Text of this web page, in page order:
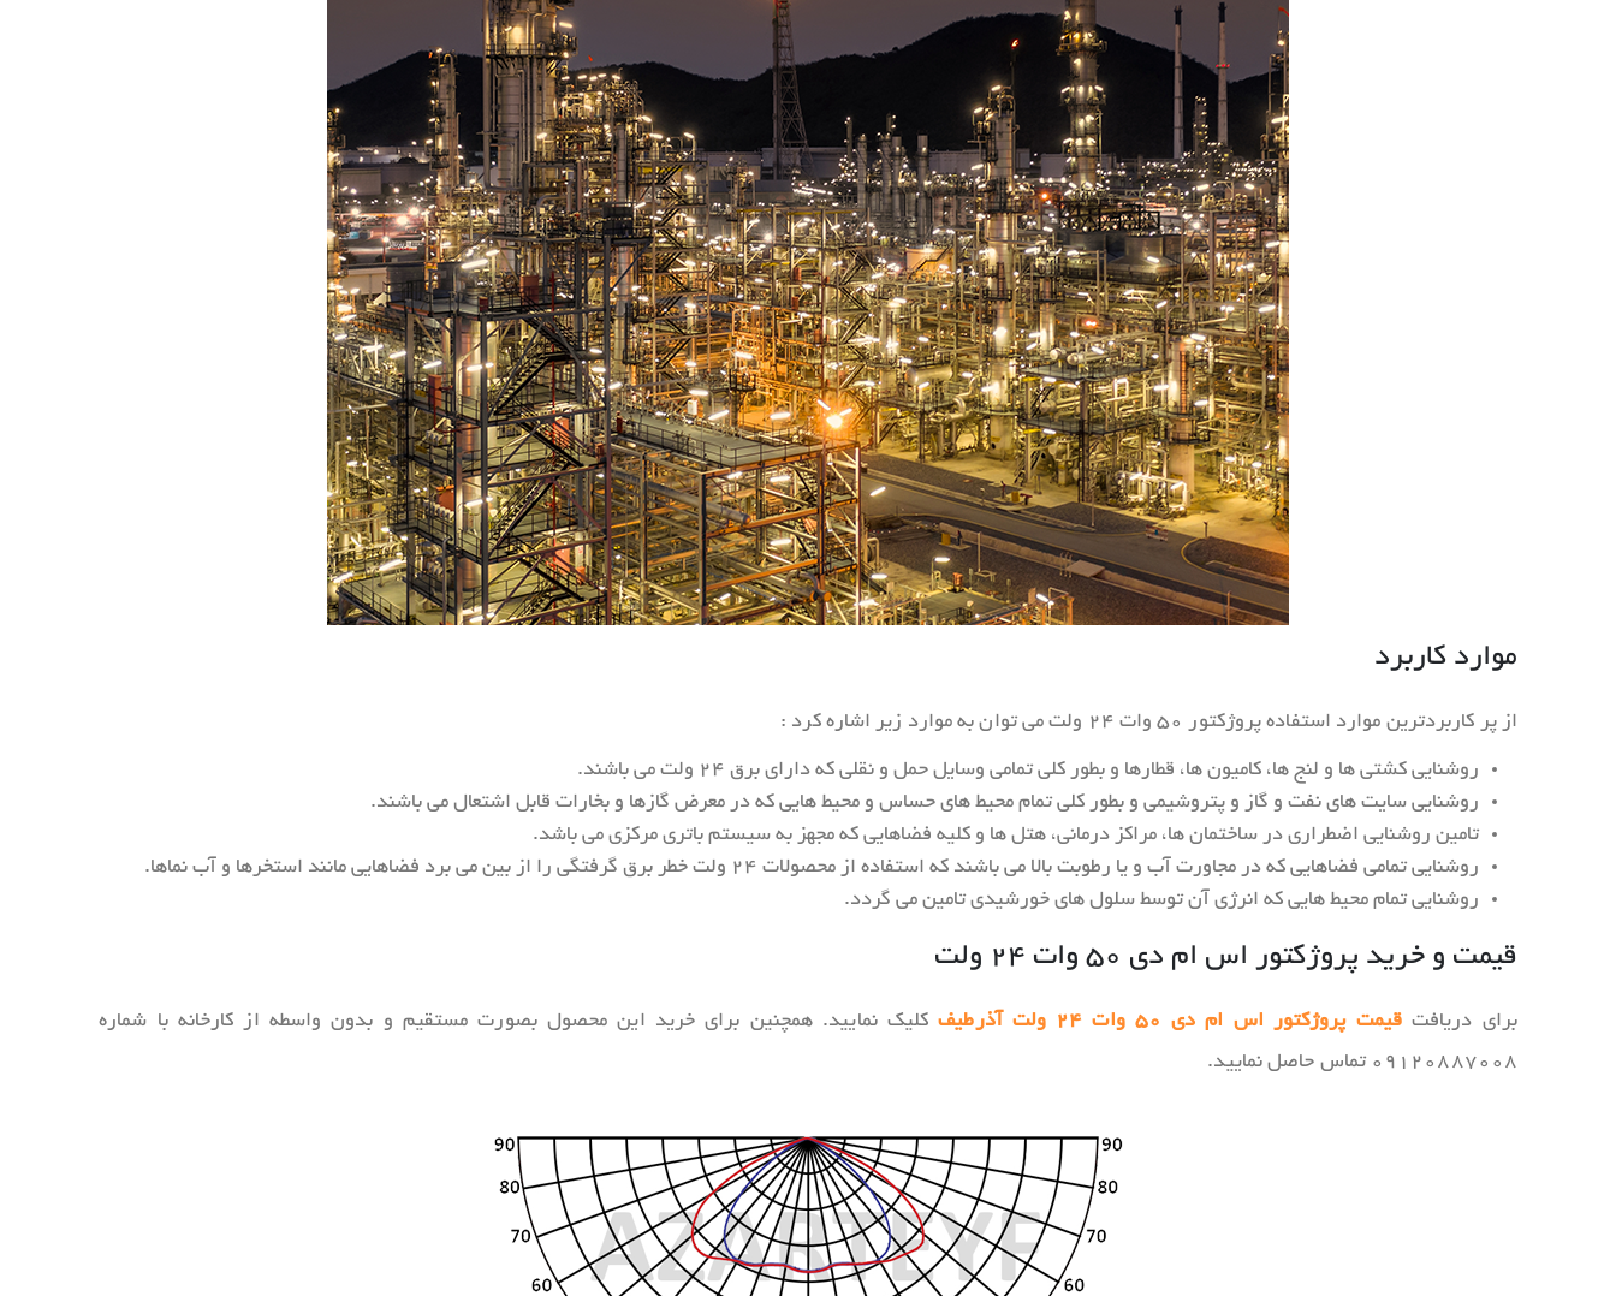
موارد کاربرد
از پر کاربردترین موارد استفاده پروژکتور ۵۰ وات ۲۴ ولت می توان به موارد زیر اشاره کرد :
روشنایی کشتی ها و لنج ها، کامیون ها، قطارها و بطور کلی تمامی وسایل حمل و نقلی که دارای برق ۲۴ ولت می باشند.
روشنایی سایت های نفت و گاز و پتروشیمی و بطور کلی تمام محیط های حساس و محیط هایی که در معرض گازها و بخارات قابل اشتعال می باشند.
تامین روشنایی اضطراری در ساختمان ها، مراکز درمانی، هتل ها و کلیه فضاهایی که مجهز به سیستم باتری مرکزی می باشد.
روشنایی تمامی فضاهایی که در مجاورت آب و یا رطوبت بالا می باشند که استفاده از محصولات ۲۴ ولت خطر برق گرفتگی را از بین می برد فضاهایی مانند استخرها و آب نماها.
روشنایی تمام محیط هایی که انرژی آن توسط سلول های خورشیدی تامین می گردد.
قیمت و خرید پروژکتور اس ام دی ۵۰ وات ۲۴ ولت
برای دریافتقیمت پروژکتور اس ام دی ۵۰ وات ۲۴ ولت آذرطیف
کلیک نمایید. همچنین برای خرید این محصول بصورت مستقیم و بدون واسطه از کارخانه با شماره
۰۹۱۲۰۸۸۷۰۰۸ تماس حاصل نمایید.